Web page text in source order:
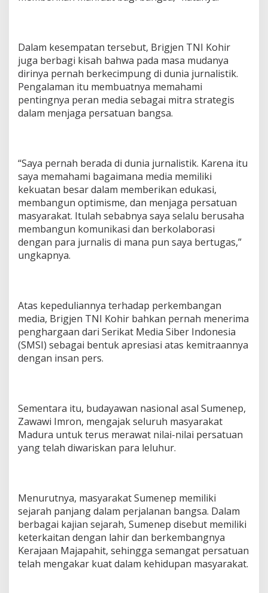
Dalam kesempatan tersebut, Brigjen TNI Kohir
juga berbagi kisah bahwa pada masa mudanya
dirinya pernah berkecimpung di dunia jurnalistik.
Pengalaman itu membuatnya memahami
pentingnya peran media sebagai mitra strategis
dalam menjaga persatuan bangsa.
“Saya pernah berada di dunia jurnalistik. Karena itu
saya memahami bagaimana media memiliki
kekuatan besar dalam memberikan edukasi,
membangun optimisme, dan menjaga persatuan
masyarakat. Itulah sebabnya saya selalu berusaha
membangun komunikasi dan berkolaborasi
dengan para jurnalis di mana pun saya bertugas,”
ungkapnya.
Atas kepeduliannya terhadap perkembangan
media, Brigjen TNI Kohir bahkan pernah menerima
penghargaan dari Serikat Media Siber Indonesia
(SMSI) sebagai bentuk apresiasi atas kemitraannya
dengan insan pers.
Sementara itu, budayawan nasional asal Sumenep,
Zawawi Imron, mengajak seluruh masyarakat
Madura untuk terus merawat nilai-nilai persatuan
yang telah diwariskan para leluhur.
Menurutnya, masyarakat Sumenep memiliki
sejarah panjang dalam perjalanan bangsa. Dalam
berbagai kajian sejarah, Sumenep disebut memiliki
keterkaitan dengan lahir dan berkembangnya
Kerajaan Majapahit, sehingga semangat persatuan
telah mengakar kuat dalam kehidupan masyarakat.